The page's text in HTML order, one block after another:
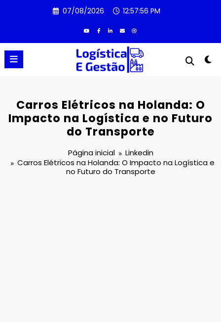
07/08/2026 12:57:57 PM
Carros Elétricos na Holanda: O
Impacto na Logística e no Futuro
do Transporte
Página inicial
Linkedin
Carros Elétricos na Holanda: O Impacto na Logística e
no Futuro do Transporte